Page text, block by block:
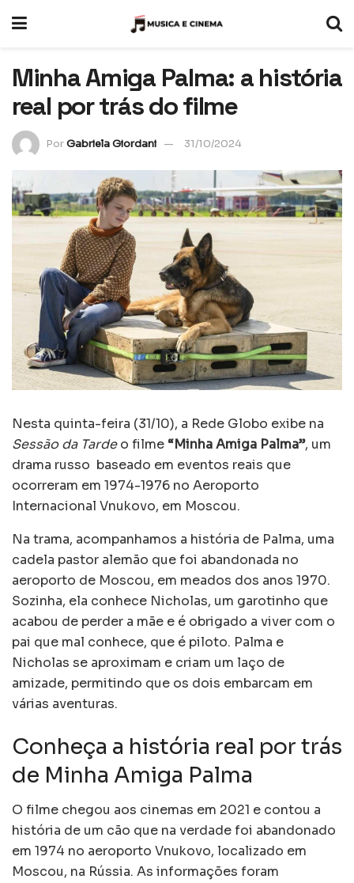
Minha Amiga Palma: a história
real por trás do filme
PorGabriela Giordani 31/10/2024
Nesta quinta-feira (31/10), a Rede Globo exibe na
Sessão da Tardeo filme “Minha Amiga Palma”, um
drama russo baseado em eventos reais que
ocorreram em 1974-1976 no Aeroporto
Internacional Vnukovo, em Moscou.
Na trama, acompanhamos a história de Palma, uma
cadela pastor alemão que foi abandonada no
aeroporto de Moscou, em meados dos anos 1970.
Sozinha, ela conhece Nicholas, um garotinho que
acabou de perder a mãe e é obrigado a viver com o
pai que mal conhece, que é piloto. Palma e
Nicholas se aproximam e criam um laço de
amizade, permitindo que os dois embarcam em
várias aventuras.
Conheça a história real por trás
de Minha Amiga Palma
O filme chegou aos cinemas em 2021 e contou a
história de um cão que na verdade foi abandonado
em 1974 no aeroporto Vnukovo, localizado em
Moscou, na Rússia. As informações foram